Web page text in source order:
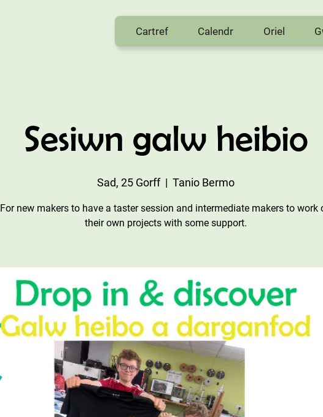
Cartref Calendr Oriel
Sesiwn galw heibio
Sad, 25 Gorff
  |
Tanio Bermo
For new makers to have a taster session and intermediate makers to work
their own projects with some support.